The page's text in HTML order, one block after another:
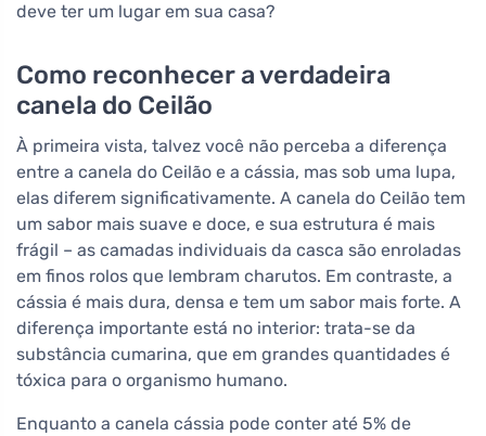
deve ter um lugar em sua casa?
Como reconhecer a verdadeira
canela do Ceilão
À primeira vista, talvez você não perceba a diferença
entre a canela do Ceilão e a cássia, mas sob uma lupa,
elas diferem significativamente. A canela do Ceilão tem
um sabor mais suave e doce, e sua estrutura é mais
frágil – as camadas individuais da casca são enroladas
em finos rolos que lembram charutos. Em contraste, a
cássia é mais dura, densa e tem um sabor mais forte. A
diferença importante está no interior: trata-se da
substância cumarina, que em grandes quantidades é
tóxica para o organismo humano.
Enquanto a canela cássia pode conter até 5% de